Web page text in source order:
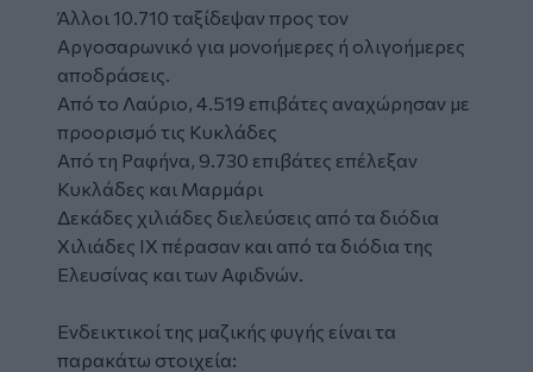
Άλλοι 10.710 ταξίδεψαν προς τον
Αργοσαρωνικό για μονοήμερες ή ολιγοήμερες
αποδράσεις.
Από το Λαύριο, 4.519 επιβάτες αναχώρησαν με
προορισμό τις Κυκλάδες
Από τη Ραφήνα, 9.730 επιβάτες επέλεξαν
Κυκλάδες και Μαρμάρι
Δεκάδες χιλιάδες διελεύσεις από τα διόδια
Χιλιάδες ΙΧ πέρασαν και από τα διόδια της
Ελευσίνας και των Αφιδνών.
Ενδεικτικοί της μαζικής φυγής είναι τα
παρακάτω στοιχεία: